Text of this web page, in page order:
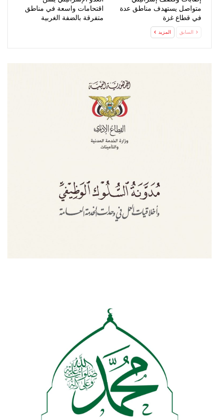
متواصل يستهدف مناطق عدة
في قطاع غزة
اقتحامات واسعة في مناطق
متفرقة بالضفة الغربية
السابق المزيد